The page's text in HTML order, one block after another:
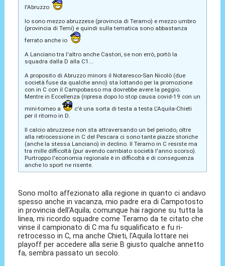
l'Abruzzo
Io sono mezzo abruzzese (provincia di Teramo) e mezzo umbro
(provincia di Terni) e quindi sulla tematica sono abbastanza
ferrato anche io
A Lanciano tra l'altro anche Castori, se non errò, portò la
squadra dalla D alla C1...
A proposito di Abruzzo minors il Notaresco-San Nicolò (due
società fuse da qualche anno) sta lottando per la promozione
con in C con il Campobasso ma dovrebbe avere la peggio.
Mentre in Eccellenza (ripresa dopo lo stop causa covid-19 con un
mini-torneo a
c'è una sorta di testa a testa L'Aquila-Chieti
per il ritorno in D.
Il calcio abruzzese non sta attraversando un bel periodo, oltre
alla retrocessione in C del Pescara ci sono tante piazze storiche
(anche la stessa Lanciano) in declino. Il Teramo in C resiste ma
tra mille difficoltà (pur avendo cambiato società l'anno scorso).
Purtroppo l'economia regionale è in difficoltà e di conseguenza
anche lo sport ne risente.
Sono molto affezionato alla regione in quanto ci andavo
spesso anche in vacanza, mio padre era di Campotosto
in provincia dell'Aquila; comunque hai ragione su tutta la
linea, mi ricordo squadre come Teramo da te citato che
vinse il campionato di C ma fu squalificato e fu ri-
retrocesso in C, ma anche Chieti, l'Aquila lottare nei
playoff per accedere alla serie B giusto qualche annetto
fa, sembra passato un secolo.